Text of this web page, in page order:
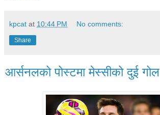
kpcat at 10:44 PM No comments:
Share
आर्सनलको पोस्टमा मेस्सीको दुई गोल